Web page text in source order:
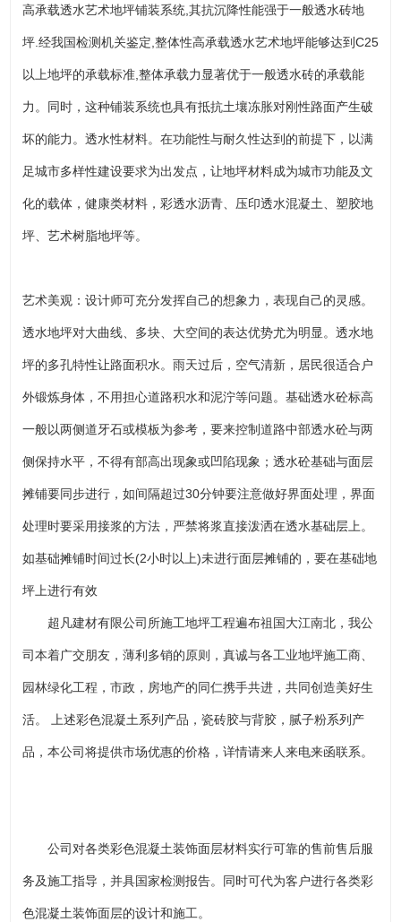
高承载透水艺术地坪铺装系统,其抗沉降性能强于一般透水砖地
坪.经我国检测机关鉴定,整体性高承载透水艺术地坪能够达到C25
以上地坪的承载标准,整体承载力显著优于一般透水砖的承载能
力。同时，这种铺装系统也具有抵抗土壤冻胀对刚性路面产生破
坏的能力。透水性材料。在功能性与耐久性达到的前提下，以满
足城市多样性建设要求为出发点，让地坪材料成为城市功能及文
化的载体，健康类材料，彩透水沥青、压印透水混凝土、塑胶地
坪、艺术树脂地坪等。
艺术美观：设计师可充分发挥自己的想象力，表现自己的灵感。
透水地坪对大曲线、多块、大空间的表达优势尤为明显。透水地
坪的多孔特性让路面积水。雨天过后，空气清新，居民很适合户
外锻炼身体，不用担心道路积水和泥泞等问题。基础透水砼标高
一般以两侧道牙石或模板为参考，要来控制道路中部透水砼与两
侧保持水平，不得有部高出现象或凹陷现象；透水砼基础与面层
摊铺要同步进行，如间隔超过30分钟要注意做好界面处理，界面
处理时要采用接浆的方法，严禁将浆直接泼洒在透水基础层上。
如基础摊铺时间过长(2小时以上)未进行面层摊铺的，要在基础地
坪上进行有效
超凡建材有限公司所施工地坪工程遍布祖国大江南北，我公
司本着广交朋友，薄利多销的原则，真诚与各工业地坪施工商、
园林绿化工程，市政，房地产的同仁携手共进，共同创造美好生
活。 上述彩色混凝土系列产品，瓷砖胶与背胶，腻子粉系列产
品，本公司将提供市场优惠的价格，详情请来人来电来函联系。
公司对各类彩色混凝土装饰面层材料实行可靠的售前售后服
务及施工指导，并具国家检测报告。同时可代为客户进行各类彩
色混凝土装饰面层的设计和施工。